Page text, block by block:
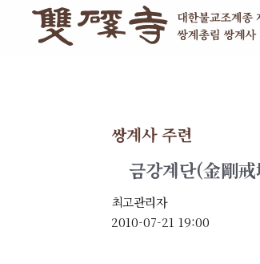
쌍계사 주련
금강계단(金剛
최고관리자
2010-07-21 19:00